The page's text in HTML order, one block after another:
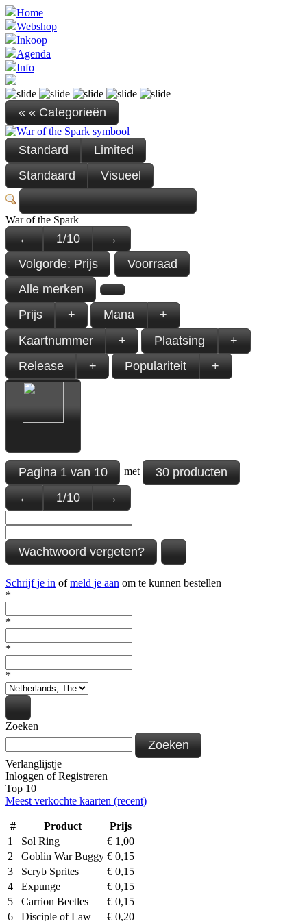
Home
Webshop
Inkoop
Agenda
Info
« « Categorieën
Standard
Limited
Standaard
Visueel
War of the Spark
← 1/10
→
Volgorde: Prijs
Voorraad
Alle merken
Prijs
+ Mana
+
Kaartnummer
+ Plaatsing
+
Release
+ Populariteit +
Pagina1van10 met
30 producten
←
1/10 →
Wachtwoord vergeten?
Schrijf je in ofmeld je aan om te kunnen bestellen
*
*
*
*
Zoeken
Zoeken
Verlanglijstje
Inloggen ofRegistreren
Top 10
Meest verkochte kaarten (recent)
# Product
Prijs
1
Sol Ring € 1,00
2
Goblin War Buggy € 0,15
3
Scryb Sprites € 0,15
4
Expunge € 0,15
5
Carrion Beetles € 0,15
6
Disciple of Law € 0,20